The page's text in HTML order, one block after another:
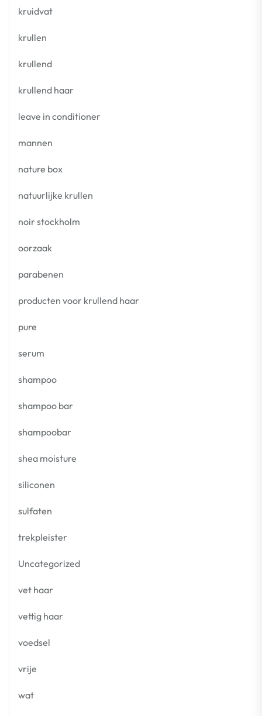
kruidvat
krullen
krullend
krullend haar
leave in conditioner
mannen
nature box
natuurlijke krullen
noir stockholm
oorzaak
parabenen
producten voor krullend haar
pure
serum
shampoo
shampoo bar
shampoobar
shea moisture
siliconen
sulfaten
trekpleister
Uncategorized
vet haar
vettig haar
voedsel
vrije
wat